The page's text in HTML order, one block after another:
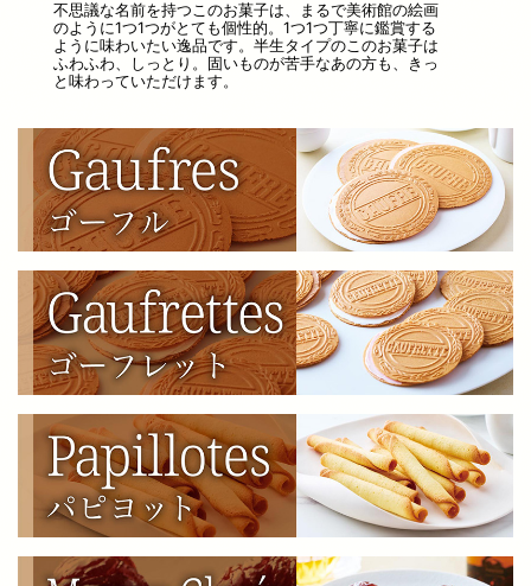
不思議な名前を持つこのお菓子は、まるで美術館の絵画
のように1つ1つがとても個性的。1つ1つ丁寧に鑑賞する
ように味わいたい逸品です。半生タイプのこのお菓子は
ふわふわ、しっとり。固いものが苦手なあの方も、きっ
と味わっていただけます。